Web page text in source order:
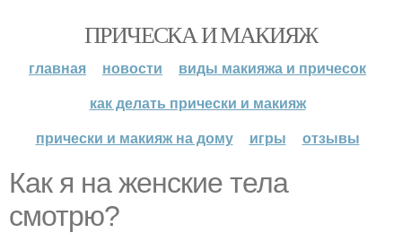
ПРИЧЕСКА И МАКИЯЖ
главная новости
виды макияжа и причесок
как делать прически и макияж
прически и макияж на дому
игры отзывы
Как я на женские тела
смотрю?